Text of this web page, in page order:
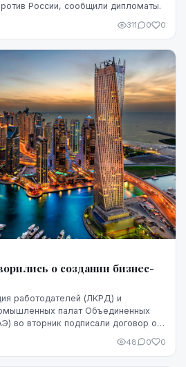
России, сообщили дипломаты.
311 0 0
о создании бизнес-
работодателей (ЛКРД) и
палат Объединенных
во вторник подписали договор о
48 0 0